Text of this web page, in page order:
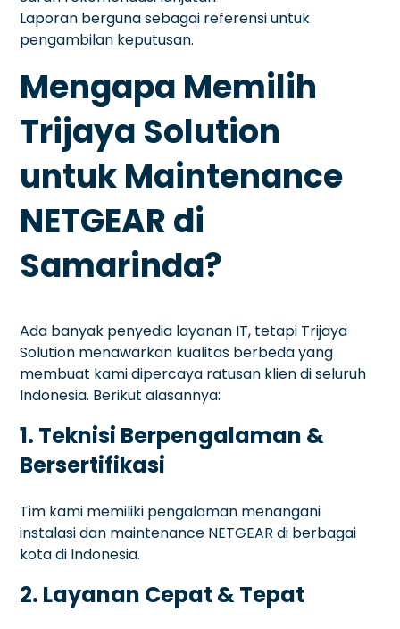
Laporan berguna sebagai referensi untuk
pengambilan keputusan.
Mengapa Memilih
Trijaya Solution
untuk Maintenance
NETGEAR di
Samarinda?
Ada banyak penyedia layanan IT, tetapi Trijaya
Solution menawarkan kualitas berbeda yang
membuat kami dipercaya ratusan klien di seluruh
Indonesia. Berikut alasannya:
1. Teknisi Berpengalaman &
Bersertifikasi
Tim kami memiliki pengalaman menangani
instalasi dan maintenance NETGEAR di berbagai
kota di Indonesia.
2. Layanan Cepat & Tepat